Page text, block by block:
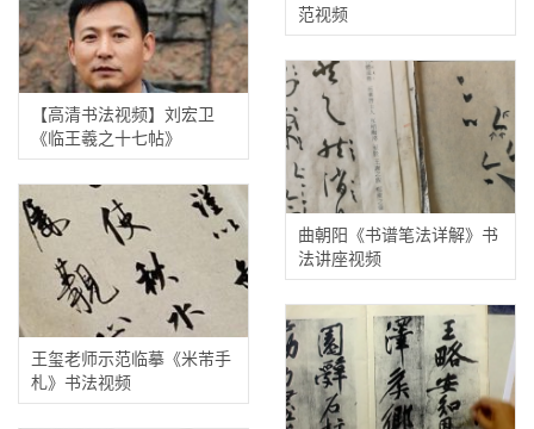
【高清书法视频】刘宏卫
《临王羲之十七帖》
王玺老师示范临摹《米芾手
札》书法视频
范视频
曲朝阳《书谱笔法详解》书
法讲座视频